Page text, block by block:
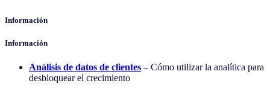
Información
Información
Análisis de datos de clientes – Cómo utilizar la analítica para
desbloquear el crecimiento